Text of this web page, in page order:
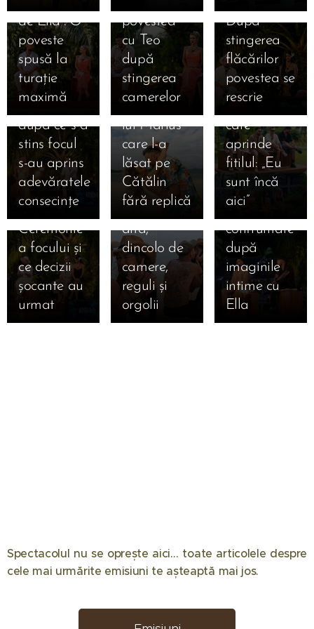
de Ella”. O
poveste
spusă la
turație
maximă
povestea
cu Teo
după
stingerea
camerelor
După
stingerea
flăcărilor
povestea se
rescrie
Marius a
ales scurt și
intens,
Maria a
ales lung și
greu, iar
după ce s-a
stins focul
s-au aprins
adevăratele
consecințe
Mariei de
la Insula
iubirii la 5
dimineața:
secretul
săruturilor
lui Marius
care l-a
lăsat pe
Cătălin
fără replică
Insula
iubirii,
lacrimi care
schimbă
destine și
un bilet
care
aprinde
fitilul: „Eu
sunt încă
aici” 🔥
03.09.2025
🔥 Foc,
lacrimi și
adevăruri
tăioase la
Insula
iubirii! Cum
s-au privit
Marian și
Bianca la
ultima
Ceremonie
a focului și
ce decizii
șocante au
urmat 🔥
03.09.2025
Revederea
care a
răsturnat
insula: cum
au alergat
inimile lui
Francesca
și Cristi
una spre
alta,
dincolo de
camere,
reguli și
orgolii
03.09.2025
Bonfire
exploziv:
Andrei vs.
Teo, prima
confruntare
după
imaginile
intime cu
Ella 🔥
Spectacolul nu se oprește aici… toate articolele despre
cele mai urmărite emisiuni te așteaptă mai jos. 📺✨
12.05.2026
Eliminare
08.05.2026
Semifinala
talent 2026
08.04.2026
Chefi la
2026: